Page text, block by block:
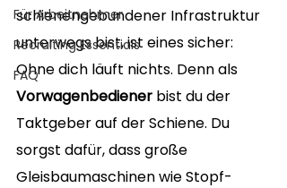
Für Arbeitnehmer
Recruiting Essentials
FAQ
schienengebundener Infrastruktur
unterwegs bist, ist eines sicher:
Ohne dich läuft nichts. Denn als
Vorwagenbediener bist du der
Taktgeber auf der Schiene. Du
sorgst dafür, dass große
Gleisbaumaschinen wie Stopf-